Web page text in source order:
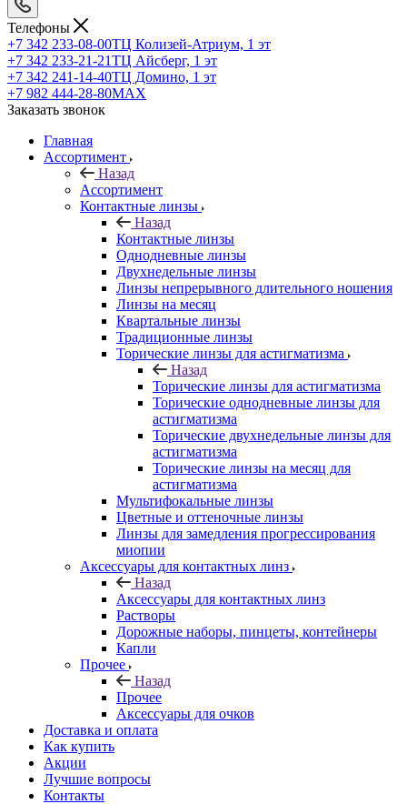
Телефоны
+7 342 233-08-00ТЦ Колизей-Атриум, 1 эт
+7 342 233-21-21ТЦ Айсберг, 1 эт
+7 342 241-14-40ТЦ Домино, 1 эт
+7 982 444-28-80MAX
Заказать звонок
Главная
Ассортимент
Назад
Ассортимент
Контактные линзы
Назад
Контактные линзы
Однодневные линзы
Двухнедельные линзы
Линзы непрерывного длительного ношения
Линзы на месяц
Квартальные линзы
Традиционные линзы
Торические линзы для астигматизма
Назад
Торические линзы для астигматизма
Торические однодневные линзы для
астигматизма
Торические двухнедельные линзы для
астигматизма
Торические линзы на месяц для
астигматизма
Мультифокальные линзы
Цветные и оттеночные линзы
Линзы для замедления прогрессирования
миопии
Аксессуары для контактных линз
Назад
Аксессуары для контактных линз
Растворы
Дорожные наборы, пинцеты, контейнеры
Капли
Прочее
Назад
Прочее
Аксессуары для очков
Доставка и оплата
Как купить
Акции
Лучшие вопросы
Контакты